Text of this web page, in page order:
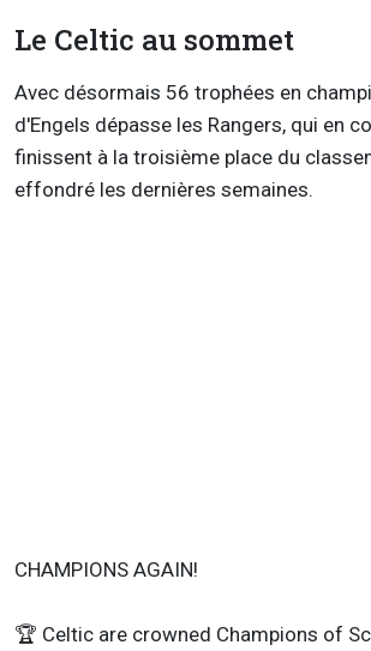
Le Celtic au sommet
Avec désormais 56 trophées en
d'Engels dépasse les Rangers, qui en
finissent à la troisième place du
effondré les dernières semaines.
CHAMPIONS AGAIN!
🏆 Celtic are crowned Champions of